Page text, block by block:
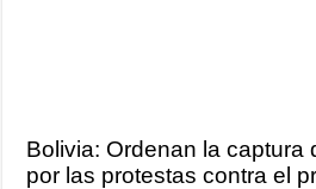
Bolivia: Ordenan la captura
por las protestas contra el